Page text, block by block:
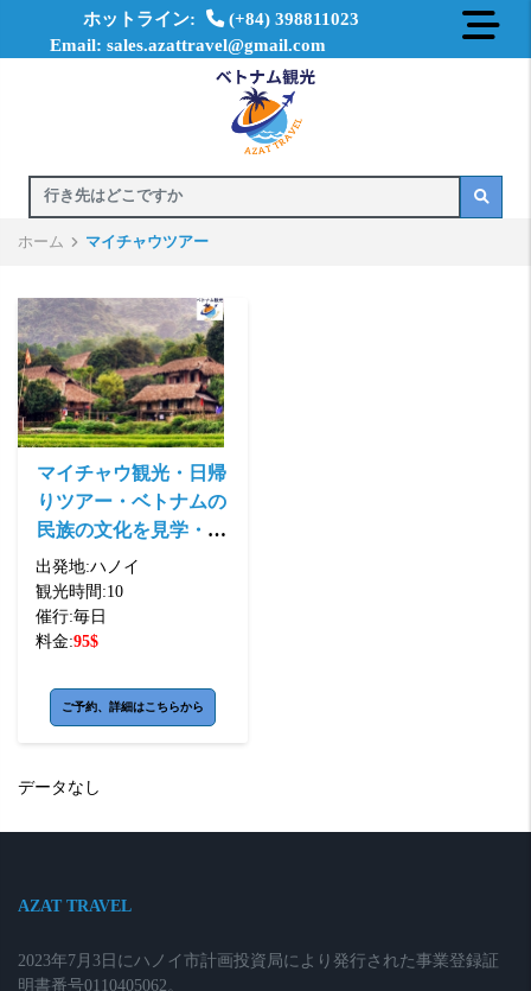
ホットライン:
(+84) 398811023
Email: sales.azattravel@gmail.com
ホーム マイチャウツアー
マイチャウ観光・日帰
りツアー・ベトナムの
民族の文化を見学・プ
ライベートツアー
出発地:ハノイ
観光時間:10
催行:毎日
料金:95$
ご予約、詳細はこちらから
データなし
AZAT TRAVEL
2023年7月3日にハノイ市計画投資局により発行された事業登録証
明書番号0110405062。